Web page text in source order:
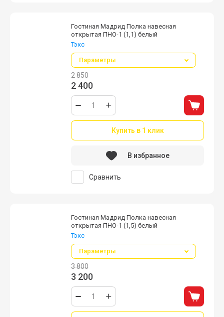
Гостиная Мадрид Полка навесная
открытая ПНО-1 (1,1) белый
Тэкс
Параметры
2 850
2 400
Купить в 1 клик
Сравнить
В избранное
Гостиная Мадрид Полка навесная
открытая ПНО-1 (1,5) белый
Тэкс
Параметры
3 800
3 200